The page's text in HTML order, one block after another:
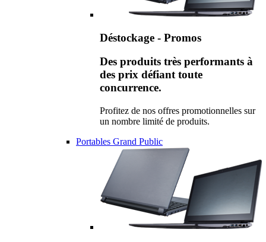
Déstockage - Promos
Des produits très performants à
des prix défiant toute
concurrence.
Profitez de nos offres promotionnelles sur
un nombre limité de produits.
Portables Grand Public